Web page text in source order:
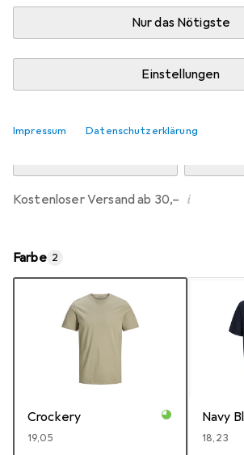
Nur das Nötigste
Einstellungen
Impressum Datenschutzerklärung
Lieferort angeben für genaue
FR
Kostenloser Versand ab 30,– i
Farbe 2
Crockery
EUR
19,05
Navy
EUR
18,23